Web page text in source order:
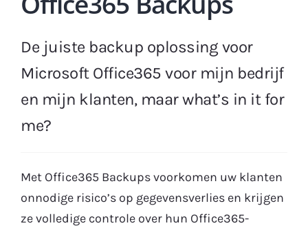
De juiste backup oplossing voor
Microsoft Office365 voor mijn bedrijf
en mijn klanten, maar what’s in it for
me?
Met Office365 Backups voorkomen uw klanten
onnodige risico’s op gegevensverlies en krijgen
ze volledige controle over hun Office365-